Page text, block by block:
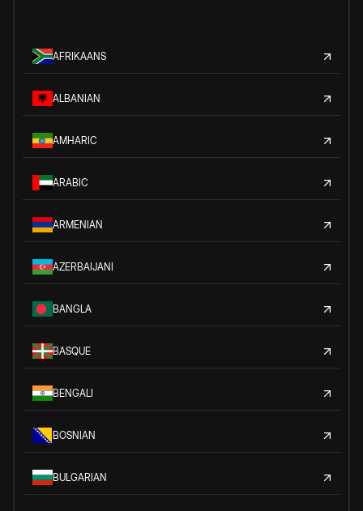
AFRIKAANS
ALBANIAN
AMHARIC
ARABIC
ARMENIAN
AZERBAIJANI
BANGLA
BASQUE
BENGALI
BOSNIAN
BULGARIAN